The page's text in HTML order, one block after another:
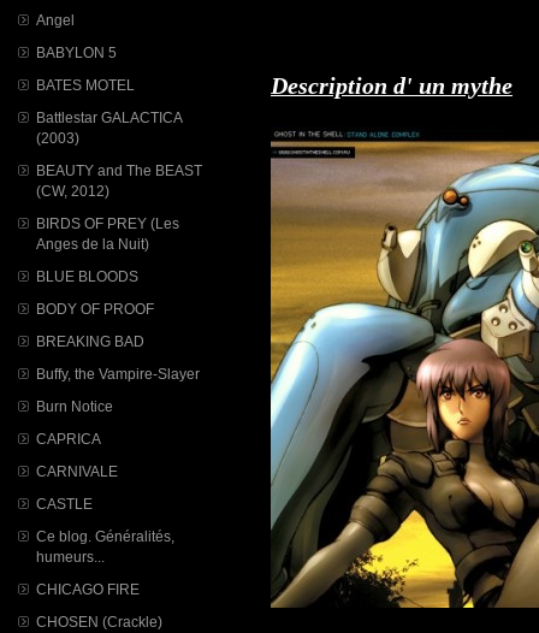
Angel
BABYLON 5
BATES MOTEL
Battlestar GALACTICA
(2003)
BEAUTY and The BEAST
(CW, 2012)
BIRDS OF PREY (Les
Anges de la Nuit)
BLUE BLOODS
BODY OF PROOF
BREAKING BAD
Buffy, the Vampire-Slayer
Burn Notice
CAPRICA
CARNIVALE
CASTLE
Ce blog. Généralités,
humeurs...
CHICAGO FIRE
CHOSEN (Crackle)
Description d' un mythe